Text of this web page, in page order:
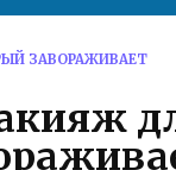
ЗАВОРАЖИВАЕТ